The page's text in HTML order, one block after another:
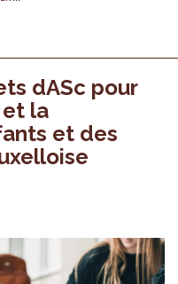
dASc pour
la
et des